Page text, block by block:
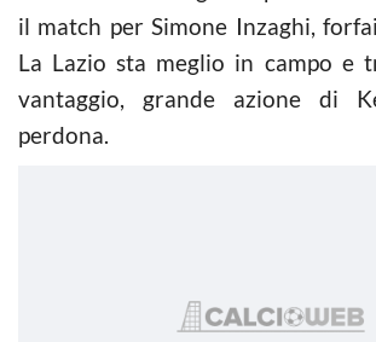
il match per Simone Inzaghi,
La Lazio sta meglio in campo e
vantaggio, grande azione di
perdona.